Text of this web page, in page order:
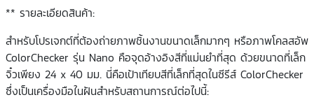
** รายละเอียดสินค้า:
สำหรับโปรเจกต์ที่ต้องถ่ายภาพชิ้นงานขนาดเล็กมากๆ หรือภาพโคลสอัพ
ColorChecker รุ่น Nano คือจุดอ้างอิงสีที่แม่นยำที่สุด ด้วยขนาดที่เล็ก
จิ๋วเพียง 24 x 40 มม. นี่คือเป้าเทียบสีที่เล็กที่สุดในซีรีส์ ColorChecker
ซึ่งเป็นเครื่องมือในฝันสำหรับสถานการณ์ต่อไปนี้: